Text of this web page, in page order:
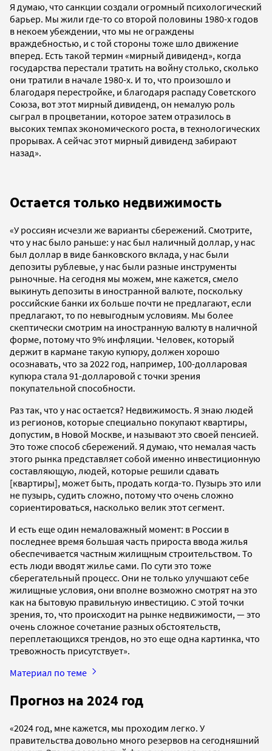
Я думаю, что санкции создали огромный психологический
барьер. Мы жили где-то со второй половины 1980-х годов
в некоем убеждении, что мы не ограждены
враждебностью, и с той стороны тоже шло движение
вперед. Есть такой термин «мирный дивиденд», когда
государства перестали тратить на войну столько, сколько
они тратили в начале 1980-х. И то, что произошло и
благодаря перестройке, и благодаря распаду Советского
Союза, вот этот мирный дивиденд, он немалую роль
сыграл в процветании, которое затем отразилось в
высоких темпах экономического роста, в технологических
прорывах. А сейчас этот мирный дивиденд забирают
назад».
Остается только недвижимость
«У россиян исчезли же варианты сбережений. Смотрите,
что у нас было раньше: у нас был наличный доллар, у нас
был доллар в виде банковского вклада, у нас были
депозиты рублевые, у нас были разные инструменты
рыночные. На сегодня мы можем, мне кажется, смело
выкинуть депозиты в иностранной валюте, поскольку
российские банки их больше почти не предлагают, если
предлагают, то по невыгодным условиям. Мы более
скептически смотрим на иностранную валюту в наличной
форме, потому что 9% инфляции. Человек, который
держит в кармане такую купюру, должен хорошо
осознавать, что за 2022 год, например, 100-долларовая
купюра стала 91-долларовой с точки зрения
покупательной способности.
Раз так, что у нас остается? Недвижимость. Я знаю людей
из регионов, которые специально покупают квартиры,
допустим, в Новой Москве, и называют это своей пенсией.
Это тоже способ сбережений. Я думаю, что немалая часть
этого рынка представляет собой именно инвестиционную
составляющую, людей, которые решили сдавать
[квартиры], может быть, продать когда-то. Пузырь это или
не пузырь, судить сложно, потому что очень сложно
сориентироваться, насколько велик этот сегмент.
И есть еще один немаловажный момент: в России в
последнее время большая часть прироста ввода жилья
обеспечивается частным жилищным строительством. То
есть люди вводят жилье сами. По сути это тоже
сберегательный процесс. Они не только улучшают себе
жилищные условия, они вполне возможно смотрят на это
как на бытовую правильную инвестицию. С этой точки
зрения, то, что происходит на рынке недвижимости, — это
очень сложное сочетание разных обстоятельств,
переплетающихся трендов, но это еще одна картинка, что
тревожность присутствует».
Материал по теме
Прогноз на 2024 год
«2024 год, мне кажется, мы проходим легко. У
правительства довольно много резервов на сегодняшний